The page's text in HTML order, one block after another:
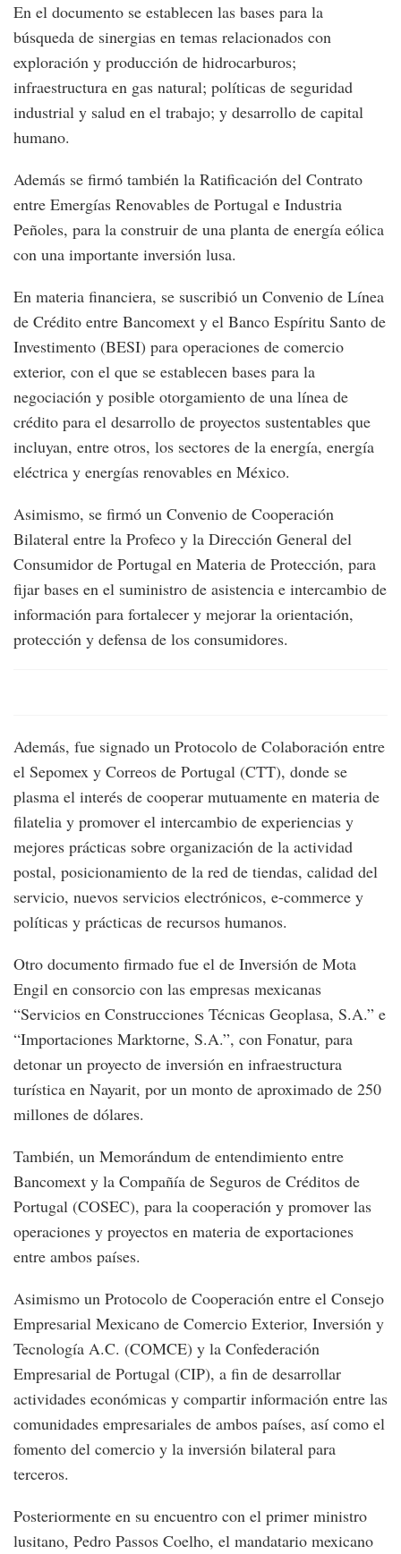
En el documento se establecen las bases para la
búsqueda de sinergias en temas relacionados con
exploración y producción de hidrocarburos;
infraestructura en gas natural; políticas de seguridad
industrial y salud en el trabajo; y desarrollo de capital
humano.
Además se firmó también la Ratificación del Contrato
entre Emergías Renovables de Portugal e Industria
Peñoles, para la construir de una planta de energía eólica
con una importante inversión lusa.
En materia financiera, se suscribió un Convenio de Línea
de Crédito entre Bancomext y el Banco Espíritu Santo de
Investimento (BESI) para operaciones de comercio
exterior, con el que se establecen bases para la
negociación y posible otorgamiento de una línea de
crédito para el desarrollo de proyectos sustentables que
incluyan, entre otros, los sectores de la energía, energía
eléctrica y energías renovables en México.
Asimismo, se firmó un Convenio de Cooperación
Bilateral entre la Profeco y la Dirección General del
Consumidor de Portugal en Materia de Protección, para
fijar bases en el suministro de asistencia e intercambio de
información para fortalecer y mejorar la orientación,
protección y defensa de los consumidores.
Además, fue signado un Protocolo de Colaboración entre
el Sepomex y Correos de Portugal (CTT), donde se
plasma el interés de cooperar mutuamente en materia de
filatelia y promover el intercambio de experiencias y
mejores prácticas sobre organización de la actividad
postal, posicionamiento de la red de tiendas, calidad del
servicio, nuevos servicios electrónicos, e-commerce y
políticas y prácticas de recursos humanos.
Otro documento firmado fue el de Inversión de Mota
Engil en consorcio con las empresas mexicanas
“Servicios en Construcciones Técnicas Geoplasa, S.A.” e
“Importaciones Marktorne, S.A.”, con Fonatur, para
detonar un proyecto de inversión en infraestructura
turística en Nayarit, por un monto de aproximado de 250
millones de dólares.
También, un Memorándum de entendimiento entre
Bancomext y la Compañía de Seguros de Créditos de
Portugal (COSEC), para la cooperación y promover las
operaciones y proyectos en materia de exportaciones
entre ambos países.
Asimismo un Protocolo de Cooperación entre el Consejo
Empresarial Mexicano de Comercio Exterior, Inversión y
Tecnología A.C. (COMCE) y la Confederación
Empresarial de Portugal (CIP), a fin de desarrollar
actividades económicas y compartir información entre las
comunidades empresariales de ambos países, así como el
fomento del comercio y la inversión bilateral para
terceros.
Posteriormente en su encuentro con el primer ministro
lusitano, Pedro Passos Coelho, el mandatario mexicano